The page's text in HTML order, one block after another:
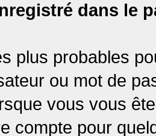
dans le
plus probables
ou mot de
vous vous
compte pour